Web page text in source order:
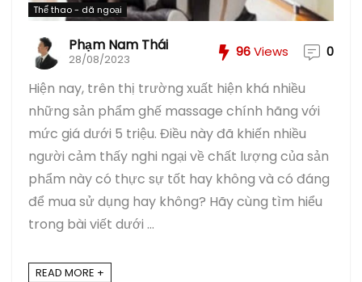
Thể thao - dã ngoại
Phạm Nam Thái
28/08/2023 96Views 0
Hiện nay, trên thị trường xuất hiện khá nhiều
những sản phẩm ghế massage chính hãng với
mức giá dưới 5 triệu. Điều này đã khiến nhiều
người cảm thấy nghi ngại về chất lượng của sản
phẩm này có thực sự tốt hay không và có đáng
để mua sử dụng hay không? Hãy cùng tìm hiểu
trong bài viết dưới ...
READ MORE +